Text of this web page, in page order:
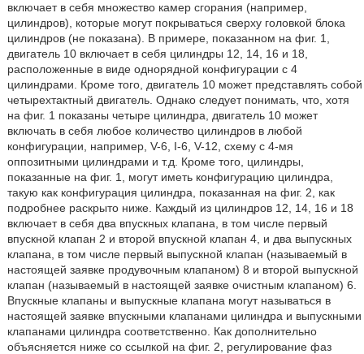
включает в себя множество камер сгорания (например,
цилиндров), которые могут покрываться сверху головкой блока
цилиндров (не показана). В примере, показанном на фиг. 1,
двигатель 10 включает в себя цилиндры 12, 14, 16 и 18,
расположенные в виде однорядной конфигурации с 4
цилиндрами. Кроме того, двигатель 10 может представлять собой
четырехтактный двигатель. Однако следует понимать, что, хотя
на фиг. 1 показаны четыре цилиндра, двигатель 10 может
включать в себя любое количество цилиндров в любой
конфигурации, например, V-6, I-6, V-12, схему с 4-мя
оппозитными цилиндрами и т.д. Кроме того, цилиндры,
показанные на фиг. 1, могут иметь конфигурацию цилиндра,
такую как конфигурация цилиндра, показанная на фиг. 2, как
подробнее раскрыто ниже. Каждый из цилиндров 12, 14, 16 и 18
включает в себя два впускных клапана, в том числе первый
впускной клапан 2 и второй впускной клапан 4, и два выпускных
клапана, в том числе первый выпускной клапан (называемый в
настоящей заявке продувочным клапаном) 8 и второй выпускной
клапан (называемый в настоящей заявке очистным клапаном) 6.
Впускные клапаны и выпускные клапана могут называться в
настоящей заявке впускными клапанами цилиндра и выпускными
клапанами цилиндра соответственно. Как дополнительно
объясняется ниже со ссылкой на фиг. 2, регулирование фаз